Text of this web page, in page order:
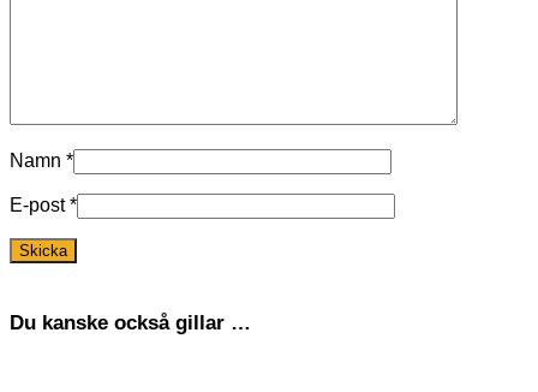
Namn *
E-post*
Du kanske också gillar …